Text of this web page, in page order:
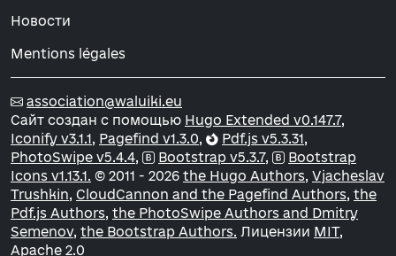
Новости
Mentions légales
association@waluiki.eu
Сайт создан с помощью Hugo Extended v0.147.7,
Iconify v3.1.1, Pagefind v1.3.0,
Pdf.js v5.3.31,
PhotoSwipe v5.4.4,
Bootstrap v5.3.7,
Bootstrap
Icons v1.13.1. © 2011 - 2026 the Hugo Authors, Vjacheslav
Trushkin, CloudCannon and the Pagefind Authors, the
Pdf.js Authors, the PhotoSwipe Authors and Dmitry
Semenov, the Bootstrap Authors. Лицензии MIT,
Apache 2.0